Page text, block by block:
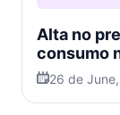
Alta no
consumo
26 de